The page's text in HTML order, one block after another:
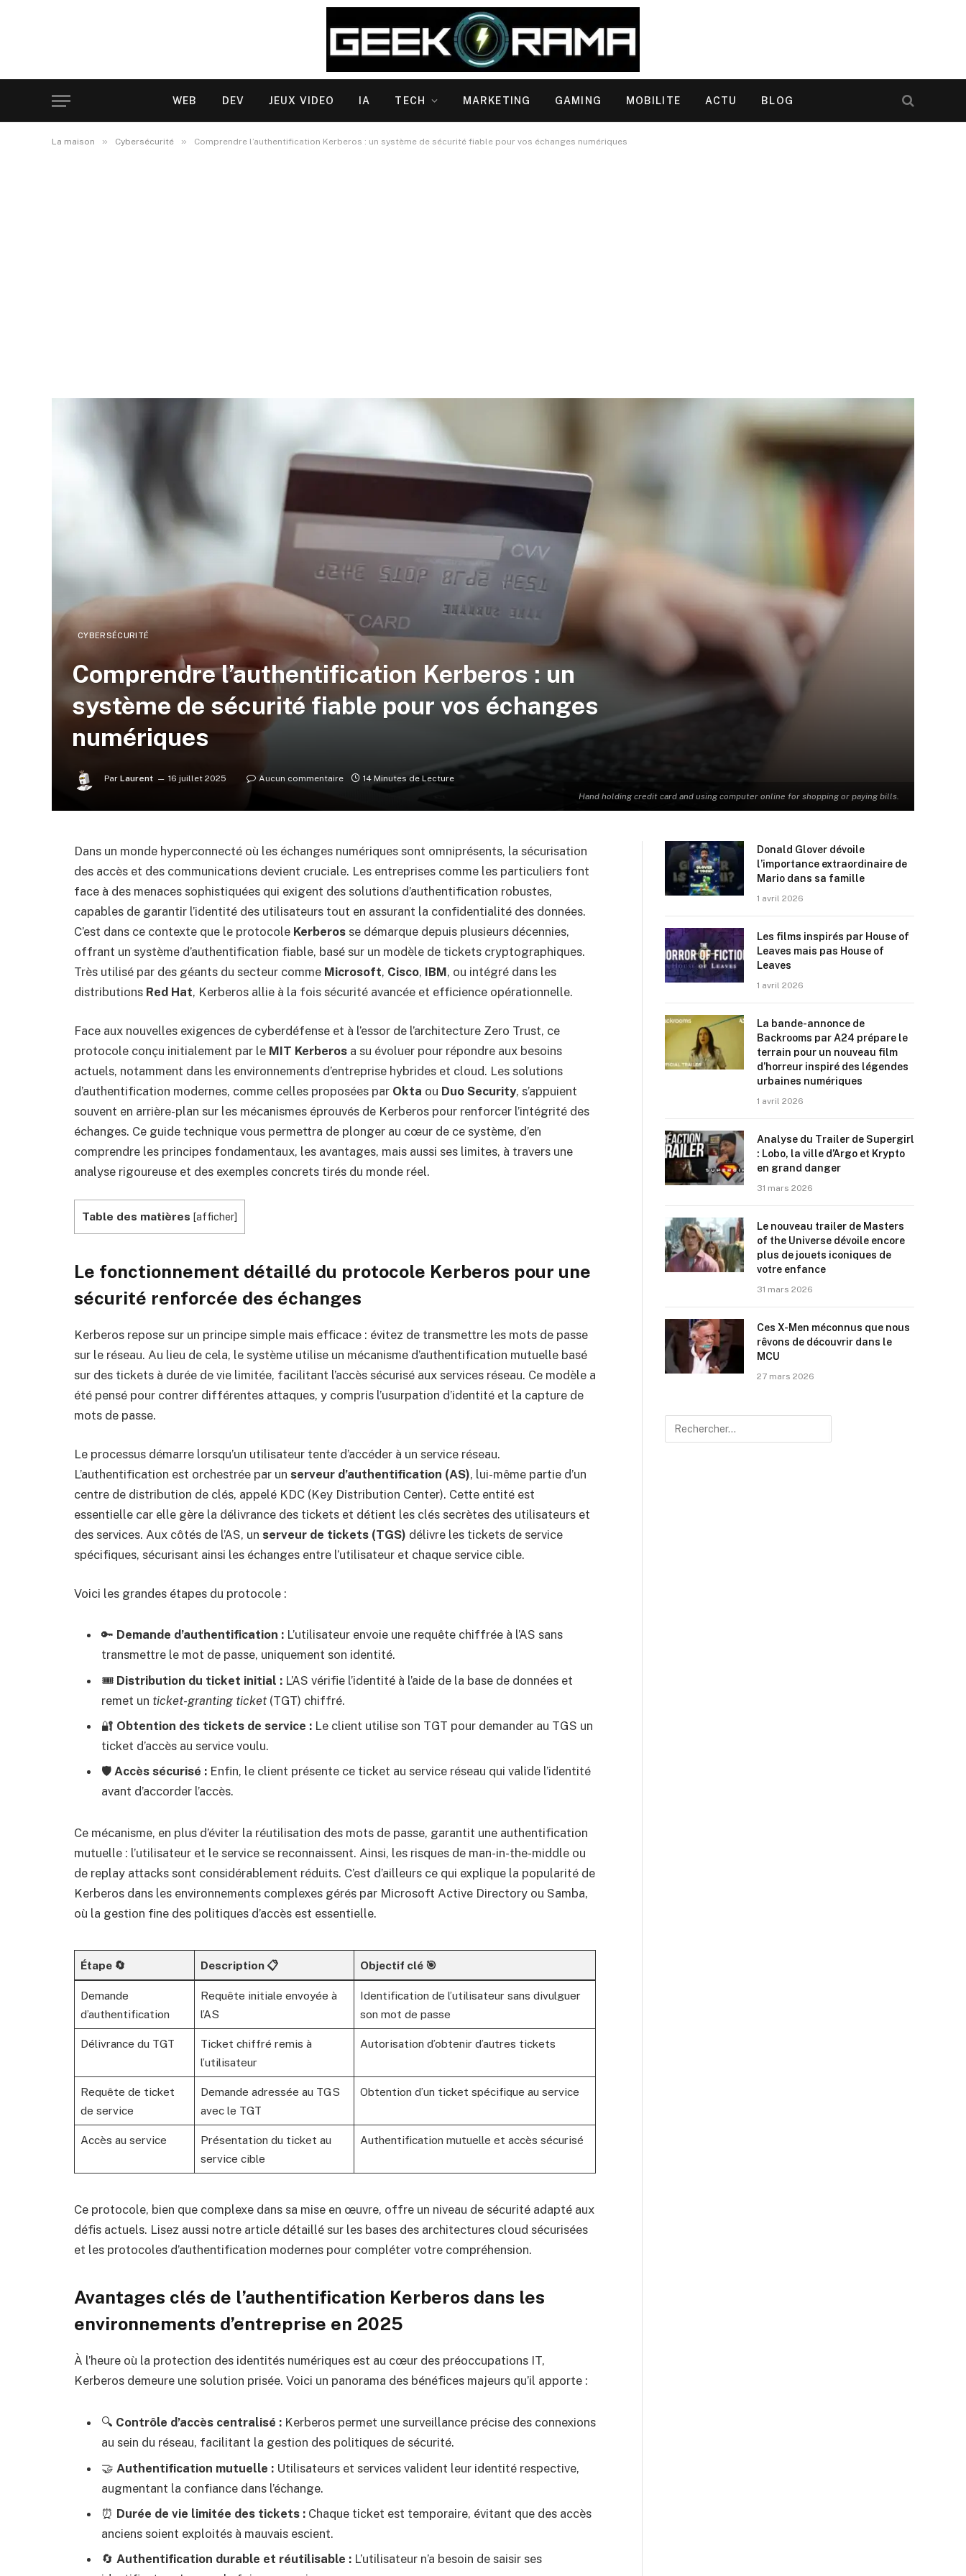
WEB DEV JEUX VIDEO IA TECH MARKETING GAMING MOBILITE ACTU BLOG
La maison » Cybersécurité » Comprendre l’authentification Kerberos : un système de sécurité fiable pour vos échanges numériques
Hand holding credit card and using computer online for shopping or paying bills.
CYBERSÉCURITÉ
Comprendre l’authentification Kerberos : un
système de sécurité fiable pour vos échanges
numériques
Par Laurent 16 juillet 2025 Aucun commentaire 14 Minutes de Lecture
Dans un monde hyperconnecté où les échanges numériques sont omniprésents, la sécurisation
des accès et des communications devient cruciale. Les entreprises comme les particuliers font
face à des menaces sophistiquées qui exigent des solutions d’authentification robustes,
capables de garantir l’identité des utilisateurs tout en assurant la confidentialité des données.
C’est dans ce contexte que le protocole Kerberos se démarque depuis plusieurs décennies,
offrant un système d’authentification fiable, basé sur un modèle de tickets cryptographiques.
Très utilisé par des géants du secteur comme Microsoft, Cisco, IBM, ou intégré dans les
distributions Red Hat, Kerberos allie à la fois sécurité avancée et efficience opérationnelle.
Face aux nouvelles exigences de cyberdéfense et à l’essor de l’architecture Zero Trust, ce
protocole conçu initialement par le MIT Kerberos a su évoluer pour répondre aux besoins
actuels, notamment dans les environnements d’entreprise hybrides et cloud. Les solutions
d’authentification modernes, comme celles proposées par Okta ou Duo Security, s’appuient
souvent en arrière-plan sur les mécanismes éprouvés de Kerberos pour renforcer l’intégrité des
échanges. Ce guide technique vous permettra de plonger au cœur de ce système, d’en
comprendre les principes fondamentaux, les avantages, mais aussi ses limites, à travers une
analyse rigoureuse et des exemples concrets tirés du monde réel.
Table des matières [afficher]
Le fonctionnement détaillé du protocole Kerberos pour une
sécurité renforcée des échanges
Kerberos repose sur un principe simple mais efficace : évitez de transmettre les mots de passe
sur le réseau. Au lieu de cela, le système utilise un mécanisme d’authentification mutuelle basé
sur des tickets à durée de vie limitée, facilitant l’accès sécurisé aux services réseau. Ce modèle a
été pensé pour contrer différentes attaques, y compris l’usurpation d’identité et la capture de
mots de passe.
Le processus démarre lorsqu’un utilisateur tente d’accéder à un service réseau.
L’authentification est orchestrée par un serveur d’authentification (AS), lui-même partie d’un
centre de distribution de clés, appelé KDC (Key Distribution Center). Cette entité est
essentielle car elle gère la délivrance des tickets et détient les clés secrètes des utilisateurs et
des services. Aux côtés de l’AS, un serveur de tickets (TGS) délivre les tickets de service
spécifiques, sécurisant ainsi les échanges entre l’utilisateur et chaque service cible.
Voici les grandes étapes du protocole :
🔑 Demande d’authentification : L’utilisateur envoie une requête chiffrée à l’AS sans
transmettre le mot de passe, uniquement son identité.
🎟 Distribution du ticket initial : L’AS vérifie l’identité à l’aide de la base de données et
remet un ticket-granting ticket (TGT) chiffré.
🔐 Obtention des tickets de service : Le client utilise son TGT pour demander au TGS un
ticket d’accès au service voulu.
🛡 Accès sécurisé : Enfin, le client présente ce ticket au service réseau qui valide l’identité
avant d’accorder l’accès.
Ce mécanisme, en plus d’éviter la réutilisation des mots de passe, garantit une authentification
mutuelle : l’utilisateur et le service se reconnaissent. Ainsi, les risques de man-in-the-middle ou
de replay attacks sont considérablement réduits. C’est d’ailleurs ce qui explique la popularité de
Kerberos dans les environnements complexes gérés par Microsoft Active Directory ou Samba,
où la gestion fine des politiques d’accès est essentielle.
Étape 🔄 Description 📋 Objectif clé 🎯
Demande
d’authentification
Requête initiale envoyée à
l’AS
Identification de l’utilisateur sans divulguer
son mot de passe
Délivrance du TGT
Ticket chiffré remis à
l’utilisateur
Autorisation d’obtenir d’autres tickets
Requête de ticket
de service
Demande adressée au TGS
avec le TGT
Obtention d’un ticket spécifique au service
Accès au service
Présentation du ticket au
service cible
Authentification mutuelle et accès sécurisé
Ce protocole, bien que complexe dans sa mise en œuvre, offre un niveau de sécurité adapté aux
défis actuels. Lisez aussi notre article détaillé sur les bases des architectures cloud sécurisées
et les protocoles d’authentification modernes pour compléter votre compréhension.
Avantages clés de l’authentification Kerberos dans les
environnements d’entreprise en 2025
À l’heure où la protection des identités numériques est au cœur des préoccupations IT,
Kerberos demeure une solution prisée. Voici un panorama des bénéfices majeurs qu’il apporte :
🔍 Contrôle d’accès centralisé : Kerberos permet une surveillance précise des connexions
au sein du réseau, facilitant la gestion des politiques de sécurité.
🤝 Authentification mutuelle : Utilisateurs et services valident leur identité respective,
augmentant la confiance dans l’échange.
⏰ Durée de vie limitée des tickets : Chaque ticket est temporaire, évitant que des accès
anciens soient exploités à mauvais escient.
🔄 Authentification durable et réutilisable : L’utilisateur n’a besoin de saisir ses
Donald Glover dévoile
l’importance extraordinaire de
Mario dans sa famille
1 avril 2026
Les films inspirés par House of
Leaves mais pas House of
Leaves
1 avril 2026
La bande-annonce de
Backrooms par A24 prépare le
terrain pour un nouveau film
d’horreur inspiré des légendes
urbaines numériques
1 avril 2026
Analyse du Trailer de Supergirl
: Lobo, la ville d’Argo et Krypto
en grand danger
31 mars 2026
Le nouveau trailer de Masters
of the Universe dévoile encore
plus de jouets iconiques de
votre enfance
31 mars 2026
Ces X-Men méconnus que nous
rêvons de découvrir dans le
MCU
27 mars 2026